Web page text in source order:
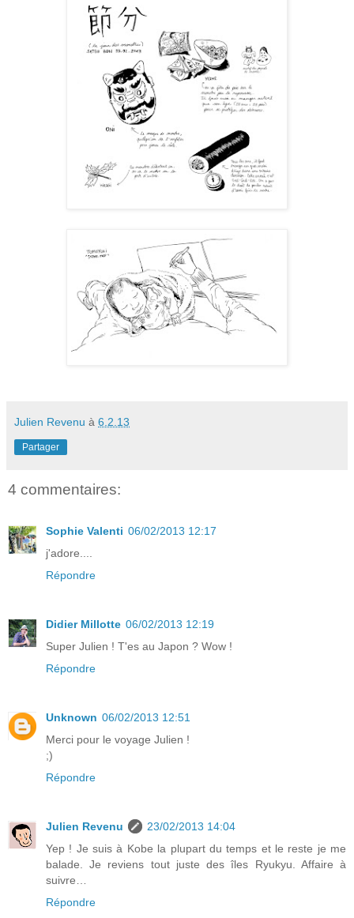
Julien Revenu à 6.2.13
Partager
4 commentaires:
Sophie Valenti 06/02/2013 12:17
j'adore....
Répondre
Didier Millotte 06/02/2013 12:19
Super Julien ! T'es au Japon ? Wow !
Répondre
Unknown 06/02/2013 12:51
Merci pour le voyage Julien !
;)
Répondre
Julien Revenu
23/02/2013 14:04
Yep ! Je suis à Kobe la plupart du temps et le reste je me
balade. Je reviens tout juste des îles Ryukyu. Affaire à
suivre…
Répondre